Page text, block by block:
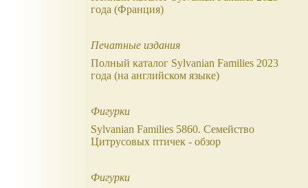
года (Франция)
Печатные издания
Полный каталог Sylvanian Families 2023
года (на английском языке)
Фигурки
Sylvanian Families 5860. Семейство
Цитрусовых птичек - обзор
Фигурки